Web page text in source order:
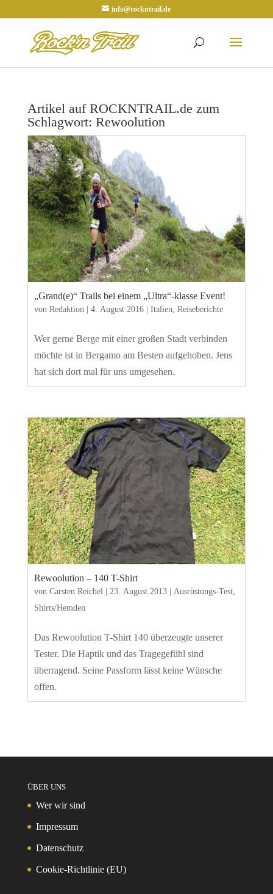
info@rockntrail.de
Artikel auf ROCKNTRAIL.de zum
Schlagwort: Rewoolution
„Grand(e)“ Trails bei einem „Ultra“-klasse Event!
von Redaktion| 4. August 2016| Italien, Reiseberichte
Wer gerne Berge mit einer großen Stadt verbinden
möchte ist in Bergamo am Besten aufgehoben. Jens
hat sich dort mal für uns umgesehen.
Rewoolution – 140 T-Shirt
von Carsten Reichel| 23. August 2013| Ausrüstungs-Test,
Shirts/Hemden
Das Rewoolution T-Shirt 140 überzeugte unserer
Tester. Die Haptik und das Tragegefühl sind
überragend. Seine Passform lässt keine Wünsche
offen.
ÜBER UNS
Wer wir sind
Impressum
Datenschutz
Cookie-Richtlinie (EU)